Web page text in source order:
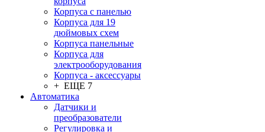
Корпуса с панелью
Корпуса для 19
дюймовых схем
Корпуса панельные
Корпуса для
электрооборудования
Корпуса - аксессуары
+ ЕЩЕ 7
Автоматика
Датчики и
преобразователи
Регулировка и